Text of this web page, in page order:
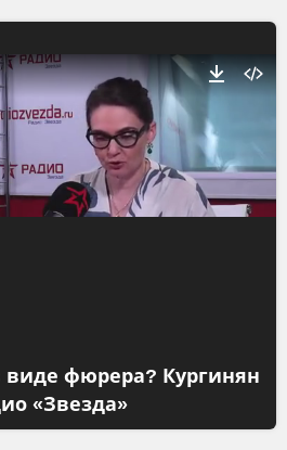
виде фюрера? Кургинян
«Звезда»